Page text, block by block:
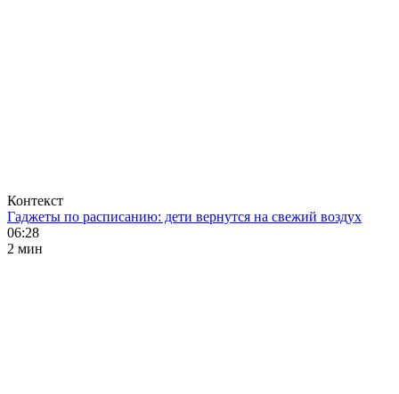
Контекст
Гаджеты по расписанию: дети вернутся на свежий воздух
06:28
2 мин